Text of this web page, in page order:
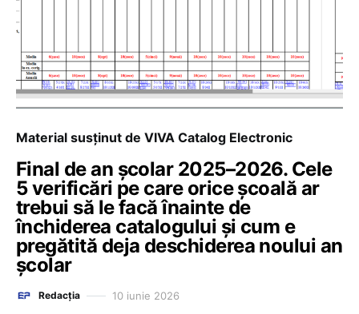
Material susținut de VIVA Catalog Electronic
Final de an școlar 2025–2026. Cele
5 verificări pe care orice școală ar
trebui să le facă înainte de
închiderea catalogului și cum e
pregătită deja deschiderea noului an
școlar
Redacția 10 iunie 2026